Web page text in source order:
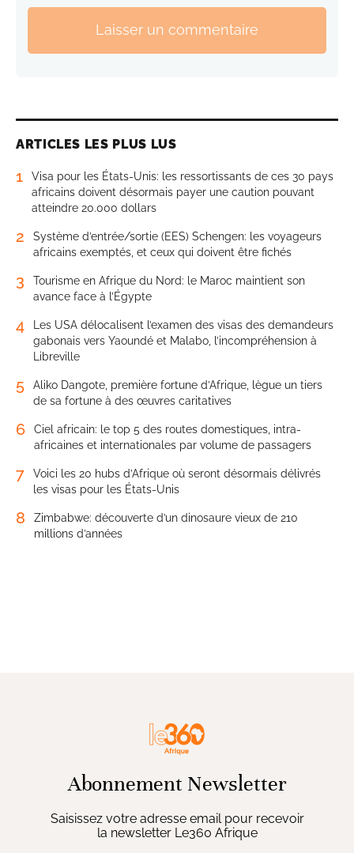
Laisser un commentaire
ARTICLES LES PLUS LUS
1
Visa pour les États-Unis: les ressortissants de ces 30 pays
africains doivent désormais payer une caution pouvant
atteindre 20.000 dollars
2
Système d’entrée/sortie (EES) Schengen: les voyageurs
africains exemptés, et ceux qui doivent être fichés
3
Tourisme en Afrique du Nord: le Maroc maintient son
avance face à l’Égypte
4
Les USA délocalisent l’examen des visas des demandeurs
gabonais vers Yaoundé et Malabo, l’incompréhension à
Libreville
5
Aliko Dangote, première fortune d’Afrique, lègue un tiers
de sa fortune à des œuvres caritatives
6
Ciel africain: le top 5 des routes domestiques, intra-
africaines et internationales par volume de passagers
7
Voici les 20 hubs d’Afrique où seront désormais délivrés
les visas pour les États-Unis
8
Zimbabwe: découverte d’un dinosaure vieux de 210
millions d’années
Abonnement Newsletter
Saisissez votre adresse email pour recevoir
la newsletter Le360 Afrique